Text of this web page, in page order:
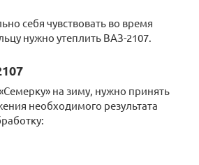
себя чувствовать во время
нужно утеплить ВАЗ-2107.
на зиму, нужно принять
необходимого результата